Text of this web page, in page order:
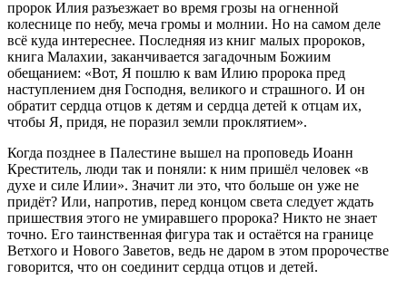
пророк Илия разъезжает во время грозы на огненной
колеснице по небу, меча громы и молнии. Но на самом деле
всё куда интереснее. Последняя из книг малых пророков,
книга Малахии, заканчивается загадочным Божиим
обещанием: «Вот, Я пошлю к вам Илию пророка пред
наступлением дня Господня, великого и страшного. И он
обратит сердца отцов к детям и сердца детей к отцам их,
чтобы Я, придя, не поразил земли проклятием».
Когда позднее в Палестине вышел на проповедь Иоанн
Креститель, люди так и поняли: к ним пришёл человек «в
духе и силе Илии». Значит ли это, что больше он уже не
придёт? Или, напротив, перед концом света следует ждать
пришествия этого не умиравшего пророка? Никто не знает
точно. Его таинственная фигура так и остаётся на границе
Ветхого и Нового Заветов, ведь не даром в этом пророчестве
говорится, что он соединит сердца отцов и детей.